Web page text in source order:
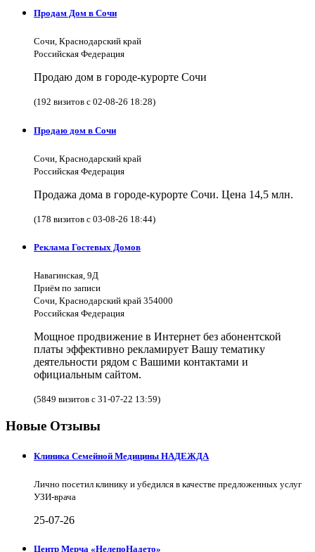
Продам Дом в Сочи
Сочи, Краснодарский край
Российская Федерация
Продаю дом в городе-курорте Сочи
(192 визитов с 02-08-26 18:28)
Продаю дом в Сочи
Сочи, Краснодарский край
Российская Федерация
Продажа дома в городе-курорте Сочи. Цена 14,5 млн.
(178 визитов с 03-08-26 18:44)
Реклама Гостевых Домов
Навагинская, 9Д
Приём по записи
Сочи, Краснодарский край 354000
Российская Федерация
Мощное продвижение в Интернет без абонентской
платы эффективно рекламирует Вашу тематику
деятельности рядом с Вашими контактами и
официальным сайтом.
(5849 визитов с 31-07-22 13:59)
Новые Отзывы
Клиника Семейной Медицины НАДЕЖДА
Лично посетил клинику и убедился в качестве предложенных услуг
УЗИ-врача
25-07-26
Центр Мерча «НелепоНадето»